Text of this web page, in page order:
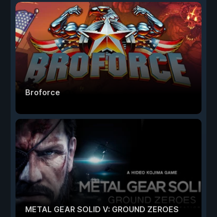
Broforce
METAL GEAR SOLID V: GROUND ZEROES